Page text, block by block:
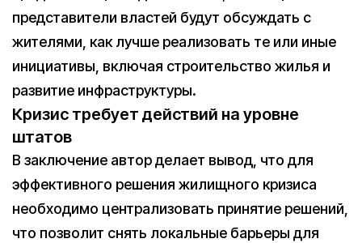
представители властей будут обсуждать с
жителями, как лучше реализовать те или иные
инициативы, включая строительство жилья и
развитие инфраструктуры.
Кризис требует действий на уровне
штатов
В заключение автор делает вывод, что для
эффективного решения жилищного кризиса
необходимо централизовать принятие решений,
что позволит снять локальные барьеры для